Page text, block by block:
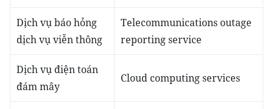
Dịch vụ báo hỏng
dịch vụ viễn thông
Telecommunications outage
reporting service
Dịch vụ điện toán
đám mây
Cloud computing services